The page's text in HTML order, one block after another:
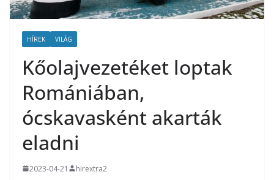
HÍREK VILÁG
Kőolajvezetéket loptak
Romániában,
ócskavasként akarták
eladni
2023-04-21 hirextra2